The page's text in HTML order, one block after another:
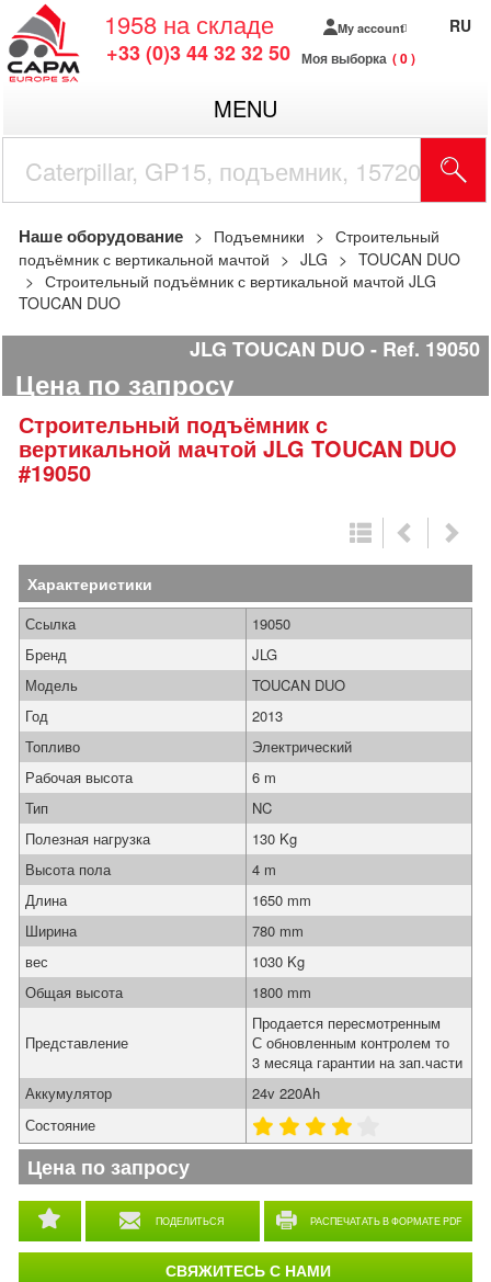
1958 на складе
+33 (0)3 44 32 32 50
My account
Моя выборка 0
RU
MENU
Наше оборудование Подъемники
Строительный
подъёмник с вертикальной мачтой
JLG
TOUCAN DUO
Строительный подъёмник с вертикальной мачтой JLG
TOUCAN DUO
JLG TOUCAN DUO Ref. 19050
Цена по запросу
Строительный подъёмник с
вертикальной мачтой JLG TOUCAN DUO
#19050
Характеристики
ПОДЕЛИТЬСЯ РАСПЕЧАТАТЬ В ФОРМАТЕ PDF
Ссылка
19050
Бренд
JLG
Модель
TOUCAN DUO
Год
2013
Топливо
Электрический
Рабочая высота
6 m
Тип
NC
Полезная нагрузка
130 Kg
Высота пола
4 m
Длина
1650 mm
Ширина
780 mm
вес
1030 Kg
Общая высота
1800 mm
Представление
Продается пересмотренным
С обновленным контролем то
3 месяца гарантии на зап.части
Аккумулятор
24v 220Ah
Состояние
Цена по запросу
СВЯЖИТЕСЬ С НАМИ